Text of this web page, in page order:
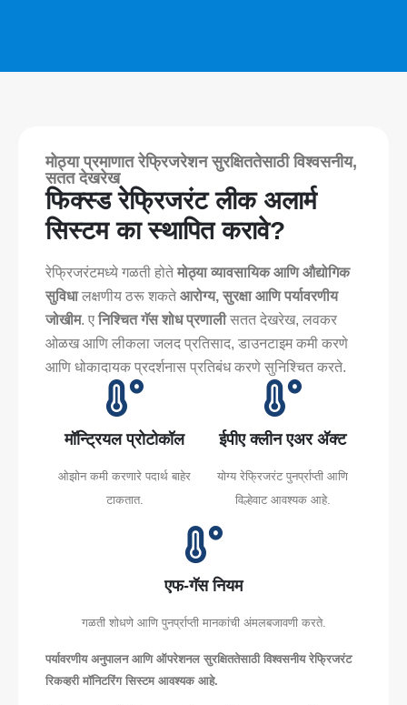
मोठ्या प्रमाणात रेफ्रिजरेशन सुरक्षिततेसाठी विश्वसनीय,
सतत देखरेख
फिक्स्ड रेफ्रिजरंट लीक अलार्म
सिस्टम का स्थापित करावे?
रेफ्रिजरंटमध्ये गळती होते मोठ्या व्यावसायिक आणि औद्योगिक
सुविधालक्षणीय ठरू शकते आरोग्य, सुरक्षा आणि पर्यावरणीय
जोखीम. ए निश्चित गॅस शोध प्रणालीसतत देखरेख, लवकर
ओळख आणि लीकला जलद प्रतिसाद, डाउनटाइम कमी करणे
आणि धोकादायक प्रदर्शनास प्रतिबंध करणे सुनिश्चित करते.
मॉन्ट्रियल प्रोटोकॉल
ओझोन कमी करणारे पदार्थ बाहेर
टाकतात.
ईपीए क्लीन एअर अ‍ॅक्ट
योग्य रेफ्रिजरंट पुनर्प्राप्ती आणि
विल्हेवाट आवश्यक आहे.
एफ-गॅस नियम
गळती शोधणे आणि पुनर्प्राप्ती मानकांची अंमलबजावणी करते.
पर्यावरणीय अनुपालन आणि ऑपरेशनल सुरक्षिततेसाठी विश्वसनीय रेफ्रिजरंट
रिकव्हरी मॉनिटरिंग सिस्टम आवश्यक आहे.